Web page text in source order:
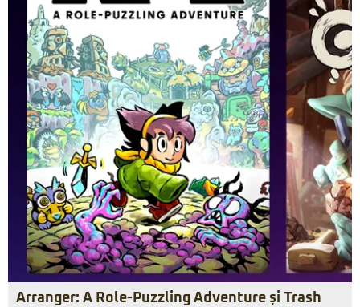
Arranger: A Role-Puzzling Adventure și Trash